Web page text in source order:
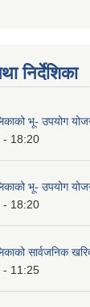
निर्देशिका
भू- उपयोग
- 18:20
भू- उपयोग
- 18:20
सार्वजनिक
- 11:25